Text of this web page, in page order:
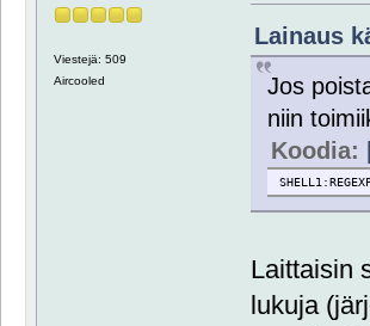
Viestejä: 509
Aircooled
Lainaus
Jos
niin
Koodia:
Laittaisin
lukuja